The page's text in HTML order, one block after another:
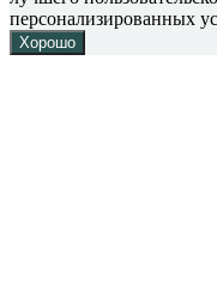
персонализированных
Хорошо